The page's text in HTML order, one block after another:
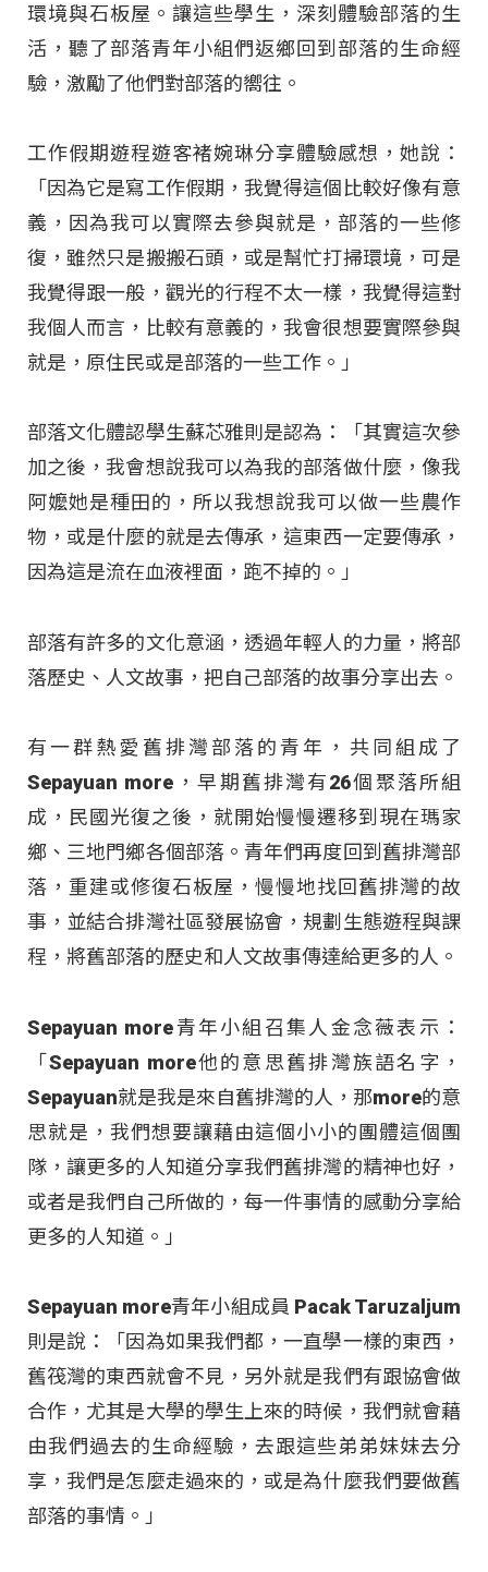
環境與石板屋。讓這些學生，深刻體驗部落的生
活，聽了部落青年小組們返鄉回到部落的生命經
驗，激勵了他們對部落的嚮往。
工作假期遊程遊客褚婉琳分享體驗感想，她說：
「因為它是寫工作假期，我覺得這個比較好像有意
義，因為我可以實際去參與就是，部落的一些修
復，雖然只是搬搬石頭，或是幫忙打掃環境，可是
我覺得跟一般，觀光的行程不太一樣，我覺得這對
我個人而言，比較有意義的，我會很想要實際參與
就是，原住民或是部落的一些工作。」
部落文化體認學生蘇芯雅則是認為：「其實這次參
加之後，我會想說我可以為我的部落做什麼，像我
阿嬤她是種田的，所以我想說我可以做一些農作
物，或是什麼的就是去傳承，這東西一定要傳承，
因為這是流在血液裡面，跑不掉的。」
部落有許多的文化意涵，透過年輕人的力量，將部
落歷史、人文故事，把自己部落的故事分享出去。
有一群熱愛舊排灣部落的青年，共同組成了
Sepayuan more，早期舊排灣有26個聚落所組
成，民國光復之後，就開始慢慢遷移到現在瑪家
鄉、三地門鄉各個部落。青年們再度回到舊排灣部
落，重建或修復石板屋，慢慢地找回舊排灣的故
事，並結合排灣社區發展協會，規劃生態遊程與課
程，將舊部落的歷史和人文故事傳達給更多的人。
Sepayuan more青年小組召集人金念薇表示：
「Sepayuan more他的意思舊排灣族語名字，
Sepayuan就是我是來自舊排灣的人，那more的意
思就是，我們想要讓藉由這個小小的團體這個團
隊，讓更多的人知道分享我們舊排灣的精神也好，
或者是我們自己所做的，每一件事情的感動分享給
更多的人知道。」
Sepayuan more青年小組成員 Pacak Taruzaljum
則是說：「因為如果我們都，一直學一樣的東西，
舊筏灣的東西就會不見，另外就是我們有跟協會做
合作，尤其是大學的學生上來的時候，我們就會藉
由我們過去的生命經驗，去跟這些弟弟妹妹去分
享，我們是怎麼走過來的，或是為什麼我們要做舊
部落的事情。」